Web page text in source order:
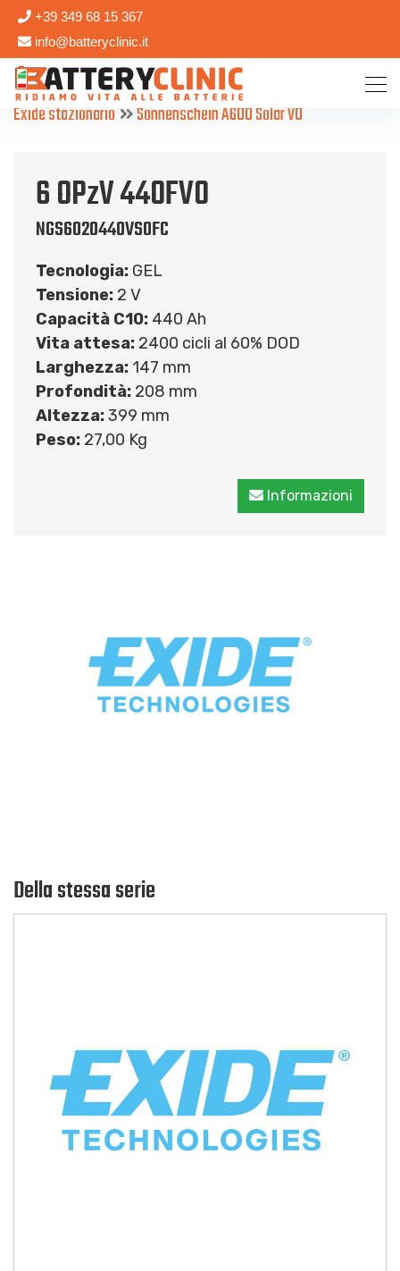
+39 349 68 15 367
info@batteryclinic.it
Exide stazionario Sonnenschein A600 Solar V0
6 OPzV 440FV0
NGS6020440VS0FC
Tecnologia: GEL
Tensione: 2 V
Capacità C10: 440 Ah
Vita attesa: 2400 cicli al 60% DOD
Larghezza: 147 mm
Profondità: 208 mm
Altezza:399 mm
Peso: 27,00 Kg
Informazioni
Della stessa serie